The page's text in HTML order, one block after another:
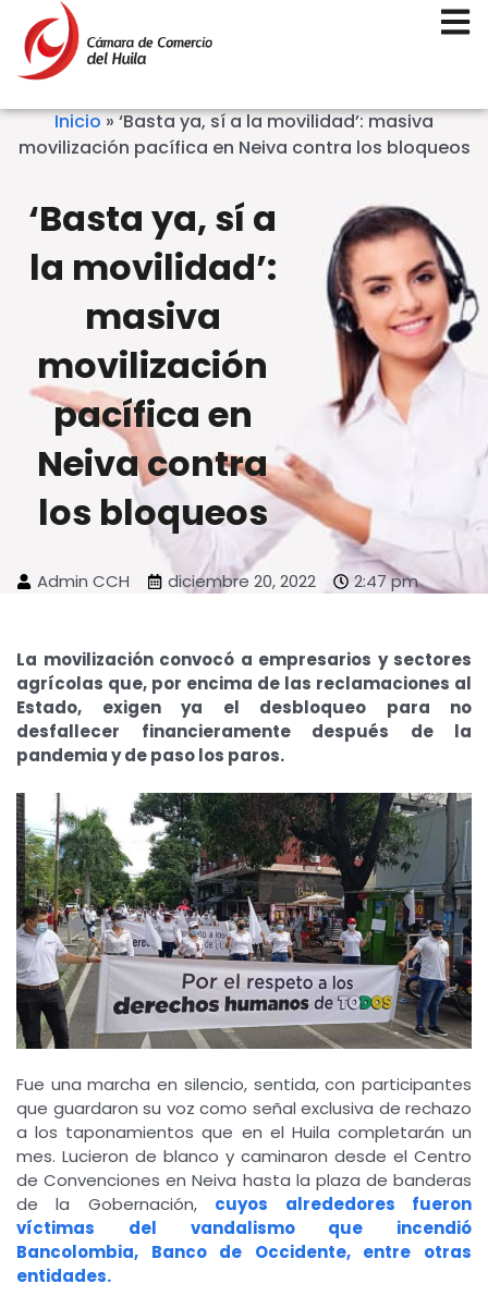
Inicio»‘Basta ya, sí a la movilidad’: masiva
movilización pacífica en Neiva contra los bloqueos
‘Basta ya, sí a
la movilidad’:
masiva
movilización
pacífica en
Neiva contra
los bloqueos
Admin CCH diciembre 20, 2022 2:47 pm
La movilización convocó a empresarios y sectores
agrícolas que, por encima de las reclamaciones al
Estado, exigen ya el desbloqueo para no
desfallecer financieramente después de la
pandemia y de paso los paros.
Fue una marcha en silencio, sentida, con participantes
que guardaron su voz como señal exclusiva de rechazo
a los taponamientos que en el Huila completarán un
mes. Lucieron de blanco y caminaron desde el Centro
de Convenciones en Neiva hasta la plaza de banderas
de la Gobernación, cuyos alrededores fueron
víctimas del vandalismo que incendió
Bancolombia, Banco de Occidente, entre otras
entidades.